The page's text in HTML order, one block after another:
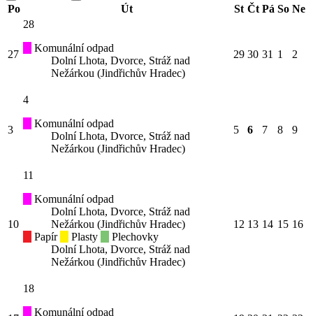
Po
Út St Čt Pá So Ne
27
28
Komunální odpad
Dolní Lhota, Dvorce, Stráž nad
Nežárkou (Jindřichův Hradec)
29 30 31 1 2
3
4
Komunální odpad
Dolní Lhota, Dvorce, Stráž nad
Nežárkou (Jindřichův Hradec)
5 6 7 8 9
10
11
Komunální odpad
Dolní Lhota, Dvorce, Stráž nad
Nežárkou (Jindřichův Hradec)
Papír
Plasty
Plechovky
Dolní Lhota, Dvorce, Stráž nad
Nežárkou (Jindřichův Hradec)
12 13 14 15 16
18
Komunální odpad